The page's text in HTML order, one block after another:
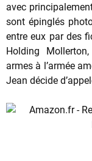
avec
sont épinglés
entre eux par des
Holding
armes à l’armée
Jean décide